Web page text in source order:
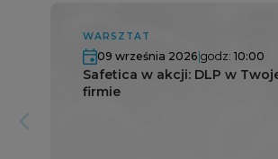
arrow_forward_ios
WARSZTAT
09 września 2026 |godz:10:00
Safetica w akcji: DLP w
firmie